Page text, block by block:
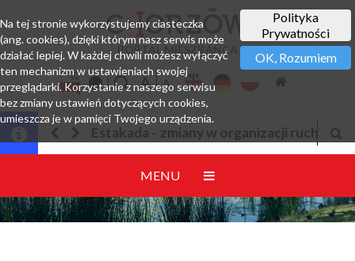
PORTAL MIESZKAŃCA
Estakada - zmiany w organizacji ruchu
MENU
Polityka
Prywatności
OK, Rozumiem
Na tej stronie wykorzystujemy ciasteczka
(ang. cookies), dzięki którym nasz serwis może
działać lepiej. W każdej chwili możesz wyłączyć
ten mechanizm w ustawieniach swojej
przeglądarki. Korzystanie z naszego serwisu
bez zmiany ustawień dotyczących cookies,
umieszcza je w pamięci Twojego urządzenia.